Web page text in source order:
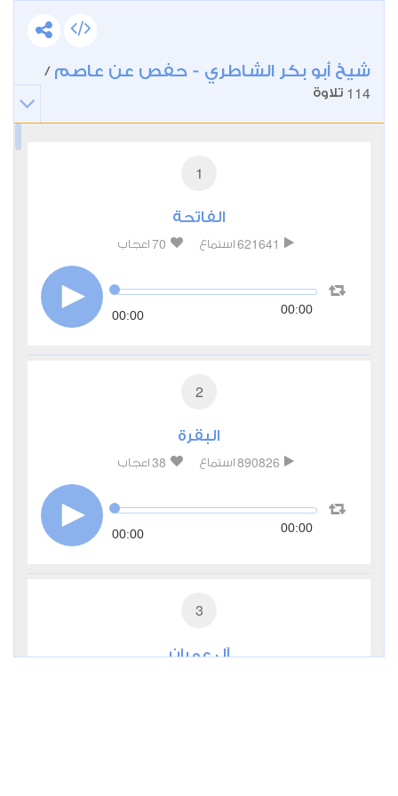
شيخ أبو بكر الشاطري - حفص عن عاصم /
114 تلاوة
1
الفاتحة
621641 استماع 70 اعجاب
00:00 00:00
2
البقرة
890826 استماع 38 اعجاب
00:00 00:00
3
آل عمران